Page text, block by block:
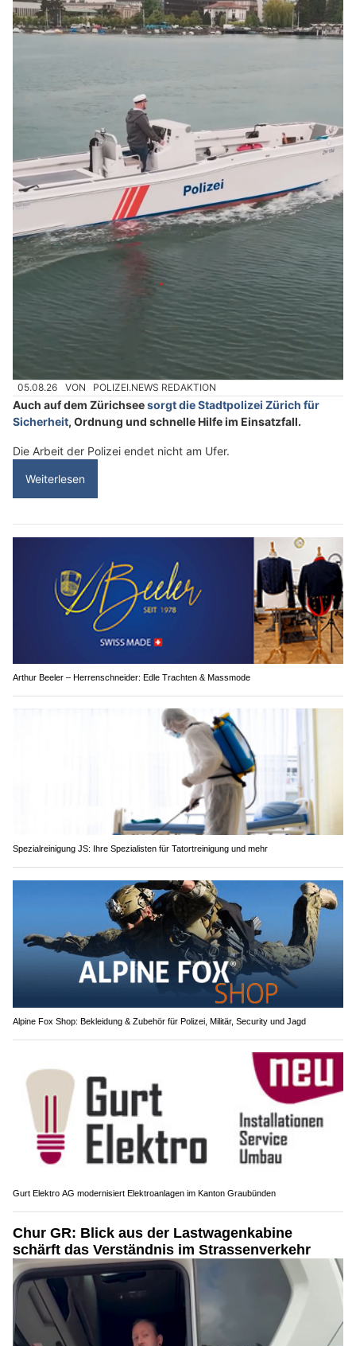
05.08.26 VON POLIZEI.NEWS REDAKTION
Auch auf dem Zürichseesorgt die Stadtpolizei Zürich für
Sicherheit, Ordnung und schnelle Hilfe im Einsatzfall.
Die Arbeit der Polizei endet nicht am Ufer.
Weiterlesen
Arthur Beeler – Herrenschneider: Edle Trachten & Massmode
Spezialreinigung JS: Ihre Spezialisten für Tatortreinigung und mehr
Alpine Fox Shop: Bekleidung & Zubehör für Polizei, Militär, Security und Jagd
Gurt Elektro AG modernisiert Elektroanlagen im Kanton Graubünden
Chur GR: Blick aus der Lastwagenkabine
schärft das Verständnis im Strassenverkehr